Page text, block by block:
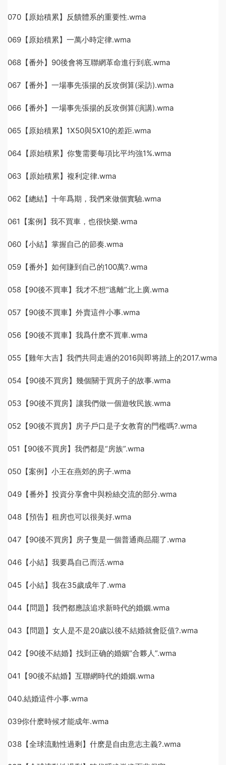
070【原始積累】反饋體系的重要性.wma
069【原始積累】一萬小時定律.wma
068【番外】90後會将互聯網革命進行到底.wma
067【番外】一場事先張揚的反攻倒算(采訪).wma
066【番外】一場事先張揚的反攻倒算(演講).wma
065【原始積累】1X50與5X10的差距.wma
064【原始積累】你隻需要每項比平均強1%.wma
063【原始積累】複利定律.wma
062【總結】十年爲期，我們來做個實驗.wma
061【案例】我不買車，也很快樂.wma
060【小結】掌握自己的節奏.wma
059【番外】如何賺到自己的100萬?.wma
058【90後不買車】我才不想“逃離”北上廣.wma
057【90後不買車】外賣這件小事.wma
056【90後不買車】我爲什麽不買車.wma
055【雞年大吉】我們共同走過的2016與即将踏上的2017.wma
054【90後不買房】幾個關于買房子的故事.wma
053【90後不買房】讓我們做一個遊牧民族.wma
052【90後不買房】房子戶口是子女教育的門檻嗎?.wma
051【90後不買房】我們都是“房族”.wma
050【案例】小王在燕郊的房子.wma
049【番外】投資分享會中與粉絲交流的部分.wma
048【預告】租房也可以很美好.wma
047【90後不買房】房子隻是一個普通商品罷了.wma
046【小結】我要爲自己而活.wma
045【小結】我在35歲成年了.wma
044【問題】我們都應該追求新時代的婚姻.wma
043【問題】女人是不是20歲以後不結婚就會貶值?.wma
042【90後不結婚】找到正确的婚姻“合夥人”.wma
041【90後不結婚】互聯網時代的婚姻.wma
040.結婚這件小事.wma
039你什麽時候才能成年.wma
038【全球流動性過剩】什麽是自由意志主義?.wma